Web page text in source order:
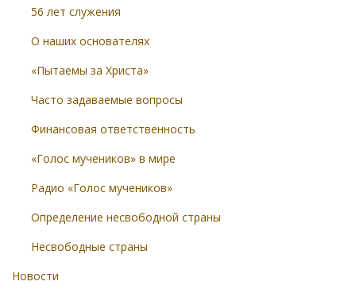
56 лет служения
О наших основателях
«Пытаемы за Христа»
Часто задаваемые вопросы
Финансовая ответственность
«Голос мучеников» в мире
Радио «Голос мучеников»
Определение несвободной страны
Несвободные страны
Новости